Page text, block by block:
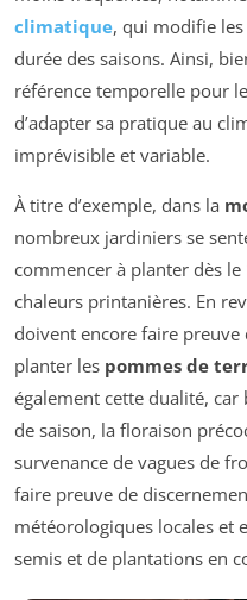
climatique, qui modifie
durée des saisons. Ainsi,
référence temporelle pour
d’adapter sa pratique au
imprévisible et variable.
À titre d’exemple, dans la
nombreux jardiniers se
commencer à planter dès le
chaleurs printanières. En
doivent encore faire
planter les pommes de
également cette dualité, car
de saison, la floraison
survenance de vagues de
faire preuve de
météorologiques locales et
semis et de plantations en